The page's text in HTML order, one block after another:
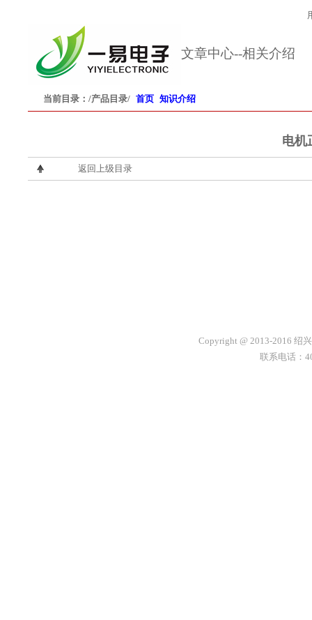
文章中心--相关介绍
当前目录： /产品目录/ 首页 知识介绍
电机
返回上级目录
Copyright @ 2013-2016 绍
联系电话：